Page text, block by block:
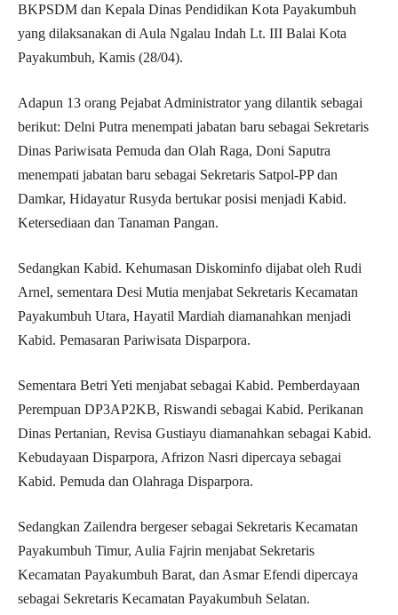
BKPSDM dan Kepala Dinas Pendidikan Kota Payakumbuh
yang dilaksanakan di Aula Ngalau Indah Lt. III Balai Kota
Payakumbuh, Kamis (28/04).
Adapun 13 orang Pejabat Administrator yang dilantik sebagai
berikut: Delni Putra menempati jabatan baru sebagai Sekretaris
Dinas Pariwisata Pemuda dan Olah Raga, Doni Saputra
menempati jabatan baru sebagai Sekretaris Satpol-PP dan
Damkar, Hidayatur Rusyda bertukar posisi menjadi Kabid.
Ketersediaan dan Tanaman Pangan.
Sedangkan Kabid. Kehumasan Diskominfo dijabat oleh Rudi
Arnel, sementara Desi Mutia menjabat Sekretaris Kecamatan
Payakumbuh Utara, Hayatil Mardiah diamanahkan menjadi
Kabid. Pemasaran Pariwisata Disparpora.
Sementara Betri Yeti menjabat sebagai Kabid. Pemberdayaan
Perempuan DP3AP2KB, Riswandi sebagai Kabid. Perikanan
Dinas Pertanian, Revisa Gustiayu diamanahkan sebagai Kabid.
Kebudayaan Disparpora, Afrizon Nasri dipercaya sebagai
Kabid. Pemuda dan Olahraga Disparpora.
Sedangkan Zailendra bergeser sebagai Sekretaris Kecamatan
Payakumbuh Timur, Aulia Fajrin menjabat Sekretaris
Kecamatan Payakumbuh Barat, dan Asmar Efendi dipercaya
sebagai Sekretaris Kecamatan Payakumbuh Selatan.